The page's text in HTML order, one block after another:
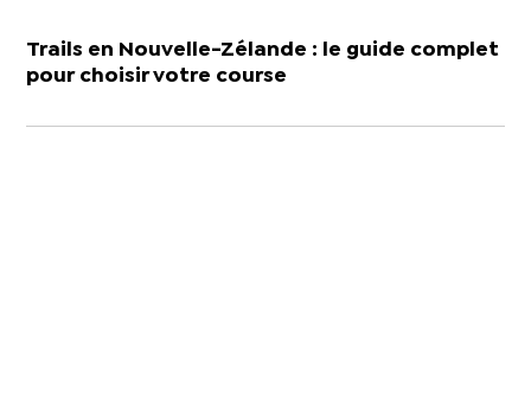
Trails en Nouvelle-Zélande : le guide complet
pour choisir votre course